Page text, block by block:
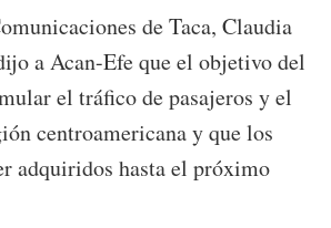
de Taca, Claudia
a Acan-Efe que el objetivo del
el tráfico de pasajeros y el
centroamericana y que los
adquiridos hasta el próximo